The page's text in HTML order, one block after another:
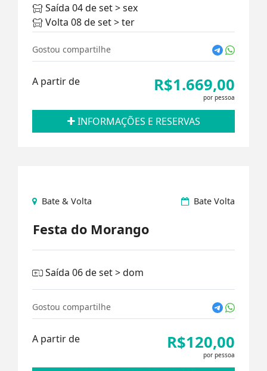
Saída 04 de set > sex
Volta 08 de set > ter
Gostou compartilhe
A partir de R$1.669,00
por pessoa
INFORMAÇÕES E RESERVAS
Bate & Volta Bate Volta
Festa do Morango
Saída 06 de set > dom
Gostou compartilhe
A partir de R$120,00
por pessoa